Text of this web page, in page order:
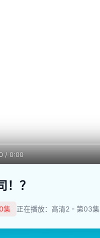
/0:00
！？
集 正在播放：高清2 - 第03集